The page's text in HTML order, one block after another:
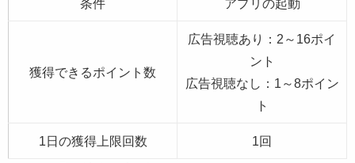
条件 アプリの起動
獲得できるポイント数
広告視聴あり：2～16ポイ
ント
広告視聴なし：1～8ポイン
ト
1日の獲得上限回数 1回